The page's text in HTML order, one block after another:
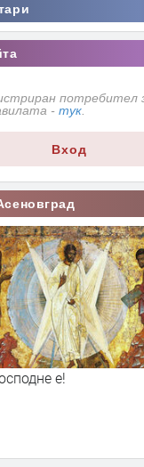
потребител
- тук
Вход
е!